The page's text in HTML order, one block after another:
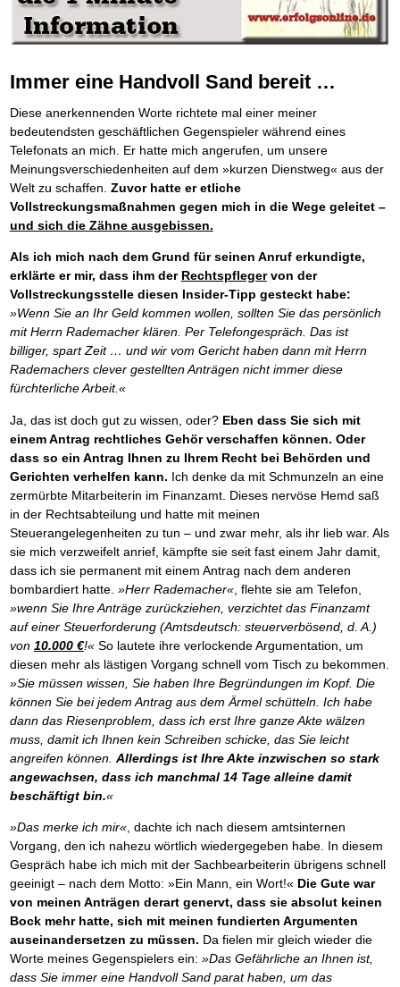
Der Finanzmanager
Behalten Sie den Überblick
Platzieren Sie sich bei Google ganz oben
Mental Force
Entfalten Sie Ihre geistigen Kräfte
Mental Force - Hörbuch
Nutze Deine geistigen Waffen
Schlüssel des Erfolgs
Methoden der Lebenstechnik
Hilf Dir selbst, hilft Dir Gott TIPP
Immer den Geist zum TUN begeistern
Die Feuerkraft TIPP
Holen Sie Erfolg in Ihr Leben
Mit System zum Erfolg GEHEIMTIPP
Die Macht des Schuldners (Hörbuch)
Jetzt neu für Unterwegs
Der Schuldenkalkulator
Mach Pleite und starte durch TIPP
Vermögenssicherung durch GbR-Vertrag NEU
Schutzwall für Hab und Gut
Schach dem Gerichtsvollzieher
Gerichtsvollziehervorschriften nutzen
Weiße Weste durch Umzug TIPP
Das Meldesystem clever nutzen
Die Betablocker InsolvenzNEU
Finanzielle Freiheit trotz InsolvenzTIPP
80% Ihrer Einnahmen behalten
Wie man mit Pfändungen umgeht BRANDNEU
Bestens informiert sein
TV-Lehrgang: Wie man mit Pfändungen umgeht EMPFEHLUNG
Schnell und kompakt
Schach der SCHUFA FRISCH EINGETROFFEN
Schnell eine saubere SCHUFA
Ihren Zeitgewinn maximieren
GbR-Vertrag mit beschränkter Haftung BRANDNEU
GbR als Einzelperson gründen
Frei Fahrt ohne Punkte
Kaufe doch Deine Schulden BRANDNEU
Die geniale Lösung zum schnellen Schuldenabbau
Der Weg zur finanziellen Freiheit
Ohne Probleme clever Texten und Schreiben
Die Macht des Telefax NEU
Zeit & Kommunikationsgewinn
Mittel gegen Titel EMPFEHLUNG
Sichern Sie Einkommen und Vermögenswerte 100%-tig ab
Bekannt wie ein bunter Hund im Internet INTERNET-TIPP
schnell im Internet bekannt werden und damit viel Geld verdienen
Vom Gedanken zum Bestseller
Immer eine Handvoll Sand bereit …
Diese anerkennenden Worte richtete mal einer meiner
bedeutendsten geschäftlichen Gegenspieler während eines
Telefonats an mich. Er hatte mich angerufen, um unsere
Meinungsverschiedenheiten auf dem »kurzen Dienstweg« aus der
Welt zu schaffen. Zuvor hatte er etliche
Vollstreckungsmaßnahmen gegen mich in die Wege geleitet –
und sich die Zähne ausgebissen.
Als ich mich nach dem Grund für seinen Anruf erkundigte,
erklärte er mir, dass ihm der Rechtspflegervon der
Vollstreckungsstelle diesen Insider-Tipp gesteckt habe:
»Wenn Sie an Ihr Geld kommen wollen, sollten Sie das persönlich
mit Herrn Rademacher klären. Per Telefongespräch. Das ist
billiger, spart Zeit … und wir vom Gericht haben dann mit Herrn
Rademachers clever gestellten Anträgen nicht immer diese
fürchterliche Arbeit.«
Ja, das ist doch gut zu wissen, oder? Eben dass Sie sich mit
einem Antrag rechtliches Gehör verschaffen können. Oder
dass so ein Antrag Ihnen zu Ihrem Recht bei Behörden und
Gerichten verhelfen kann. Ich denke da mit Schmunzeln an eine
zermürbte Mitarbeiterin im Finanzamt. Dieses nervöse Hemd saß
in der Rechtsabteilung und hatte mit meinen
Steuerangelegenheiten zu tun – und zwar mehr, als ihr lieb war. Als
sie mich verzweifelt anrief, kämpfte sie seit fast einem Jahr damit,
dass ich sie permanent mit einem Antrag nach dem anderen
bombardiert hatte. »Herr Rademacher«, flehte sie am Telefon,
»wenn Sie Ihre Anträge zurückziehen, verzichtet das Finanzamt
auf einer Steuerforderung (Amtsdeutsch: steuerverbösend, d. A.)
von 10.000 €!«So lautete ihre verlockende Argumentation, um
diesen mehr als lästigen Vorgang schnell vom Tisch zu bekommen.
»Sie müssen wissen, Sie haben Ihre Begründungen im Kopf. Die
können Sie bei jedem Antrag aus dem Ärmel schütteln. Ich habe
dann das Riesenproblem, dass ich erst Ihre ganze Akte wälzen
muss, damit ich Ihnen kein Schreiben schicke, das Sie leicht
angreifen können. Allerdings ist Ihre Akte inzwischen so stark
angewachsen, dass ich manchmal 14 Tage alleine damit
beschäftigt bin.«
»Das merke ich mir«, dachte ich nach diesem amtsinternen
Vorgang, den ich nahezu wörtlich wiedergegeben habe. In diesem
Gespräch habe ich mich mit der Sachbearbeiterin übrigens schnell
geeinigt – nach dem Motto: »Ein Mann, ein Wort!« Die Gute war
von meinen Anträgen derart genervt, dass sie absolut keinen
Bock mehr hatte, sich mit meinen fundierten Argumenten
auseinandersetzen zu müssen. Da fielen mir gleich wieder die
Worte meines Gegenspielers ein: »Das Gefährliche an Ihnen ist,
dass Sie immer eine Handvoll Sand parat haben, um das